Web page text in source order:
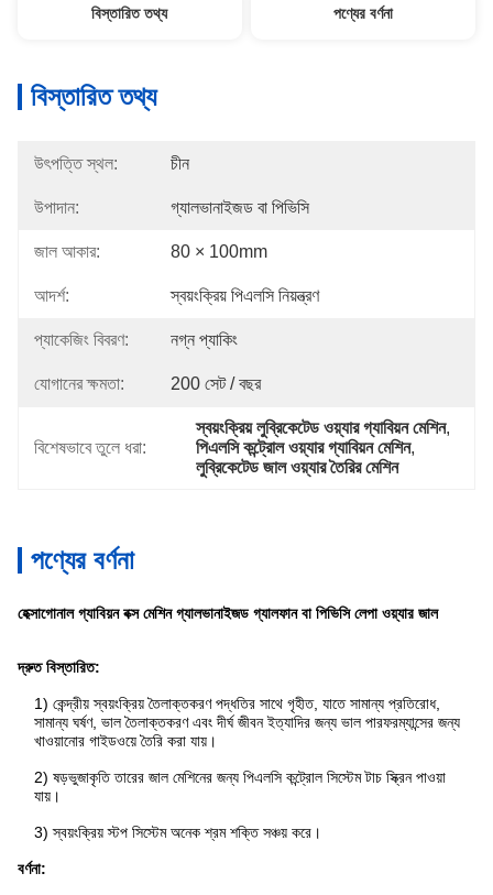
বিস্তারিত তথ্য পণ্যের বর্ণনা
বিস্তারিত তথ্য
উৎপত্তি স্থল: চীন
উপাদান: গ্যালভানাইজড বা পিভিসি
জাল আকার: 80 × 100mm
আদর্শ: স্বয়ংক্রিয় পিএলসি নিয়ন্ত্রণ
প্যাকেজিং বিবরণ: নগ্ন প্যাকিং
যোগানের ক্ষমতা: 200 সেট / বছর
বিশেষভাবে তুলে ধরা:
স্বয়ংক্রিয় লুব্রিকেটেড ওয়্যার গ্যাবিয়ন মেশিন,
পিএলসি কন্ট্রোল ওয়্যার গ্যাবিয়ন মেশিন,
লুব্রিকেটেড জাল ওয়্যার তৈরির মেশিন
পণ্যের বর্ণনা
হেক্সাগোনাল গ্যাবিয়ন বক্স মেশিন গ্যালভানাইজড গ্যালফান বা পিভিসি লেপা ওয়্যার জাল
দ্রুত বিস্তারিত:
1) কেন্দ্রীয় স্বয়ংক্রিয় তৈলাক্তকরণ পদ্ধতির সাথে গৃহীত, যাতে সামান্য প্রতিরোধ,
সামান্য ঘর্ষণ, ভাল তৈলাক্তকরণ এবং দীর্ঘ জীবন ইত্যাদির জন্য ভাল পারফরম্যান্সের জন্য
খাওয়ানোর গাইডওয়ে তৈরি করা যায়।
2) ষড়ভুজাকৃতি তারের জাল মেশিনের জন্য পিএলসি কন্ট্রোল সিস্টেম টাচ স্ক্রিন পাওয়া
যায়।
3) স্বয়ংক্রিয় স্টপ সিস্টেম অনেক শ্রম শক্তি সঞ্চয় করে।
বর্ণনা: